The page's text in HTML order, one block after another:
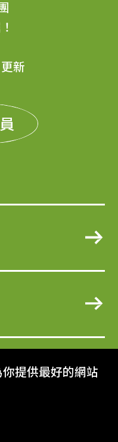
提供最好的網站
新